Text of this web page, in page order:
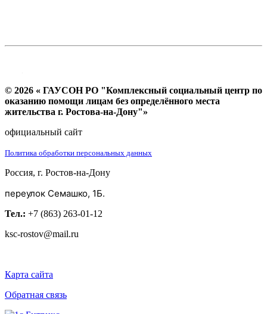
© 2026 « ГАУСОН РО "Комплексный социальный центр по
оказанию помощи лицам без определённого места
жительства г. Ростова-на-Дону"»
официальный сайт
Политика обработки персональных данных
Россия, г. Ростов-на-Дону
переулок Семашко, 1Б.
Тел.: +7 (863) 263-01-12
ksc-rostov@mail.ru
Карта сайта
Обратная связь